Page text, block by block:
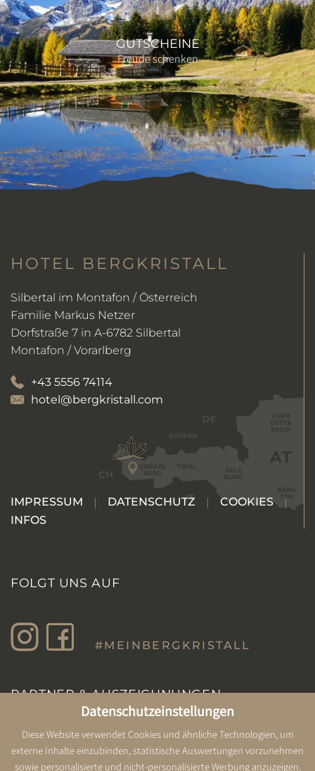
Datenschutzeinstellungen
Diese Website verwendet Cookies und ähnliche Technologien, um
externe Inhalte einzubinden, statistische Auswertungen vorzunehmen
sowie personalisierte und nicht-personalisierte Werbung anzuzeigen.
GUTSCHEINE
Freude schenken
HOTEL BERGKRISTALL
Silbertal im Montafon / Österreich
Familie Markus Netzer
Dorfstraße 7 in A-6782 Silbertal
Montafon / Vorarlberg
+43 5556 74114
hotel@bergkristall.com
IMPRESSUM DATENSCHUTZ
COOKIES
INFOS
FOLGT UNS AUF
#MEINBERGKRISTALL
PARTNER & AUSZEICHNUNGEN